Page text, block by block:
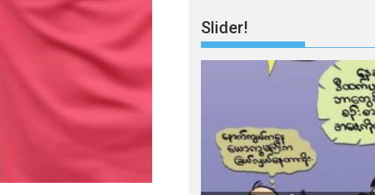
Slider!